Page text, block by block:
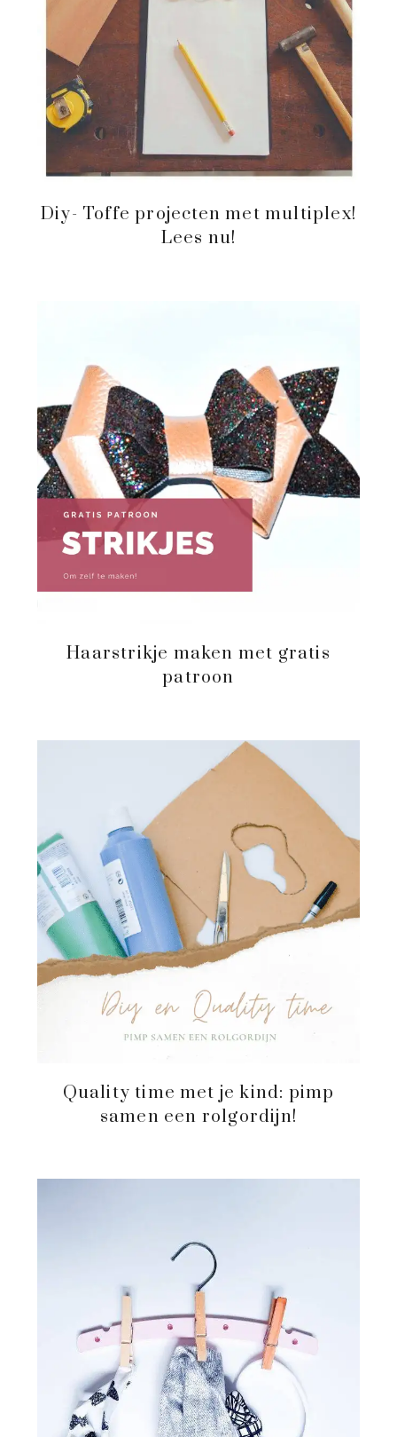
Diy- Toffe projecten met multiplex!
Lees nu!
Haarstrikje maken met gratis
patroon
Quality time met je kind: pimp
samen een rolgordijn!